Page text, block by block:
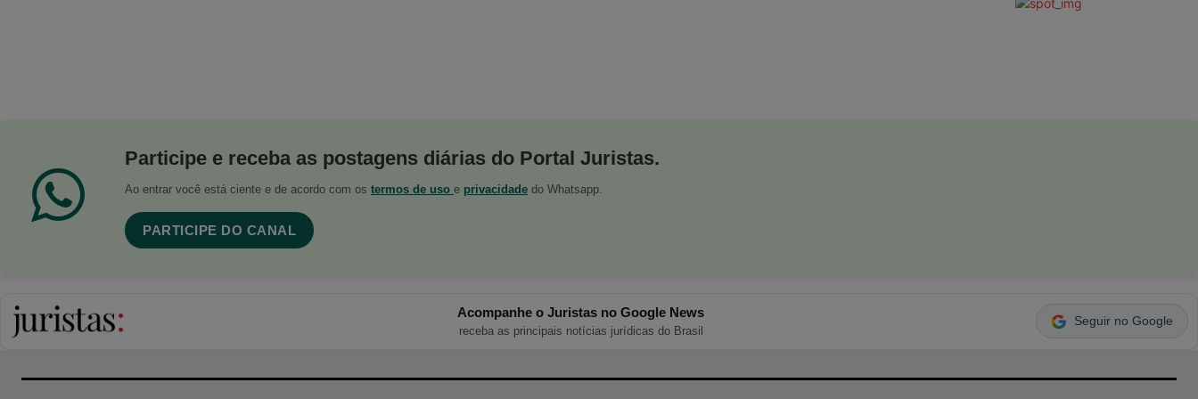
Participe e receba as postagens diárias do Portal Juristas.
Ao entrar você está ciente e de acordo com os termos de uso e privacidade do Whatsapp.
PARTICIPE DO CANAL
Acompanhe o Juristas no Google News
receba as principais notícias jurídicas do Brasil
Seguir no Google